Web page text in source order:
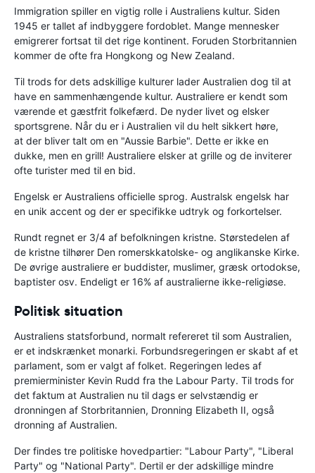
Immigration spiller en vigtig rolle i Australiens kultur. Siden
1945 er tallet af indbyggere fordoblet. Mange mennesker
emigrerer fortsat til det rige kontinent. Foruden Storbritannien
kommer de ofte fra Hongkong og New Zealand.
Til trods for dets adskillige kulturer lader Australien dog til at
have en sammenhængende kultur. Australiere er kendt som
værende et gæstfrit folkefærd. De nyder livet og elsker
sportsgrene. Når du er i Australien vil du helt sikkert høre,
at der bliver talt om en "Aussie Barbie". Dette er ikke en
dukke, men en grill! Australiere elsker at grille og de inviterer
ofte turister med til en bid.
Engelsk er Australiens officielle sprog. Australsk engelsk har
en unik accent og der er specifikke udtryk og forkortelser.
Rundt regnet er 3/4 af befolkningen kristne. Størstedelen af
de kristne tilhører Den romerskkatolske- og anglikanske Kirke.
De øvrige australiere er buddister, muslimer, græsk ortodokse,
baptister osv. Endeligt er 16% af australierne ikke-religiøse.
Politisk situation
Australiens statsforbund, normalt refereret til som Australien,
er et indskrænket monarki. Forbundsregeringen er skabt af et
parlament, som er valgt af folket. Regeringen ledes af
premierminister Kevin Rudd fra the Labour Party. Til trods for
det faktum at Australien nu til dags er selvstændig er
dronningen af Storbritannien, Dronning Elizabeth II, også
dronning af Australien.
Der findes tre politiske hovedpartier: "Labour Party", "Liberal
Party" og "National Party". Dertil er der adskillige mindre